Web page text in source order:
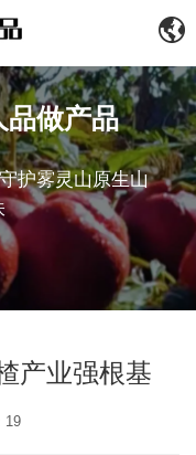
文
EN
品做产品
护雾灵山原生山
产业强根基
19